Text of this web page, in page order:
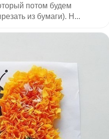
потом будем
из бумаги). Н...